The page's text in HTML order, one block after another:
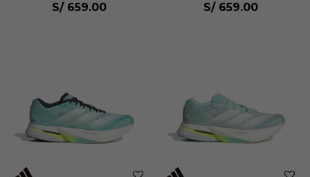
S/ 659.00 S/ 659.00